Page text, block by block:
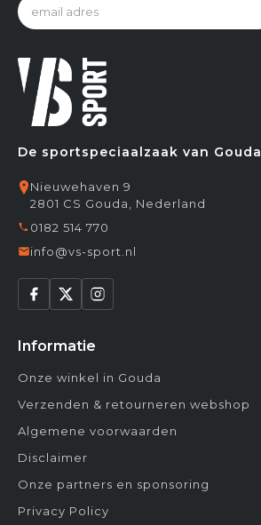
De sportspeciaalzaak van Gouda
Nieuwehaven 9
2801 CS Gouda, Nederland
0182 514 770
info@vs-sport.nl
Informatie
Onze winkel in Gouda
Verzenden & retourneren webshop
Algemene voorwaarden
Disclaimer
Onze partners en sponsoring
Privacy Policy